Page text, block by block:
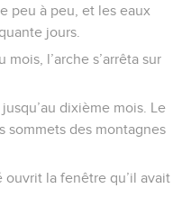
peu à peu, et les eaux
jours.
l’arche s’arrêta sur
dixième mois. Le
sommets des montagnes
la fenêtre qu’il avait